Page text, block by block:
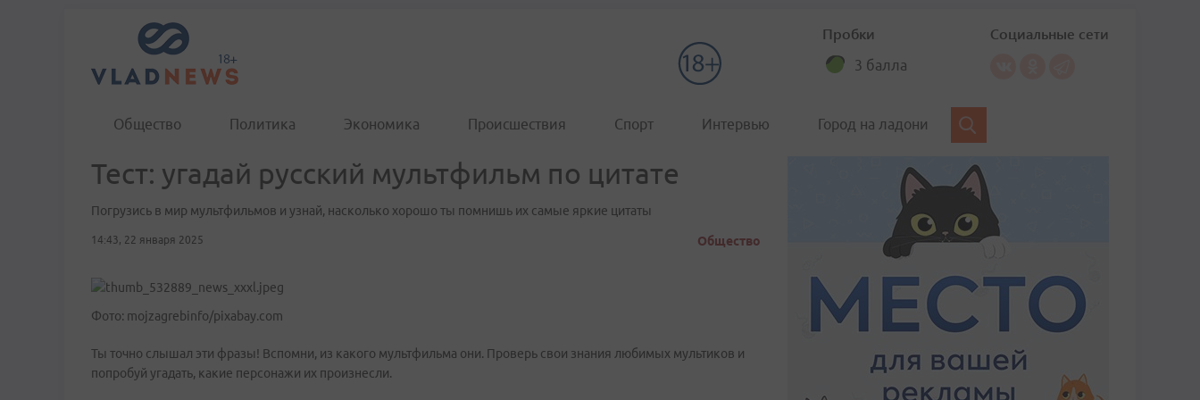
Пробки
3 балла
Социальные сети
Общество Политика Экономика Происшествия Спорт Интервью Город на ладони
Тест: угадай русский мультфильм по цитате
Погрузись в мир мультфильмов и узнай, насколько хорошо ты помнишь их самые яркие цитаты
14:43, 22 января 2025 Общество
Фото: mojzagrebinfo/pixabay.com
Ты точно слышал эти фразы! Вспомни, из какого мультфильма они. Проверь свои знания любимых мультиков и
попробуй угадать, какие персонажи их произнесли.